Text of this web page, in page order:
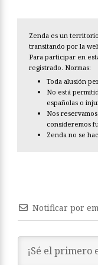
Zenda es un
transitando por la
Para participar en
registrado. Normas:
Toda alusión
No está
españolas o
Nos
consideremos
Zenda no se
Notificar por